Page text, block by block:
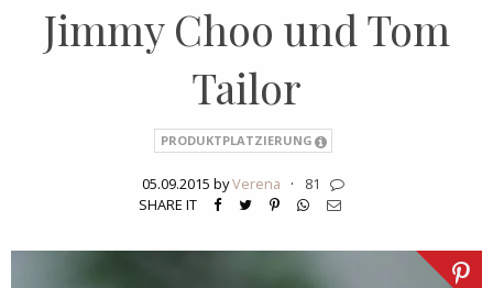
Jimmy Choo und Tom
Tailor
PRODUKTPLATZIERUNG
05.09.2015 byVerena ·
81
SHARE IT